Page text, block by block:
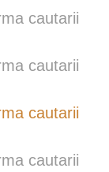
cautarii
cautarii
cautarii
cautarii